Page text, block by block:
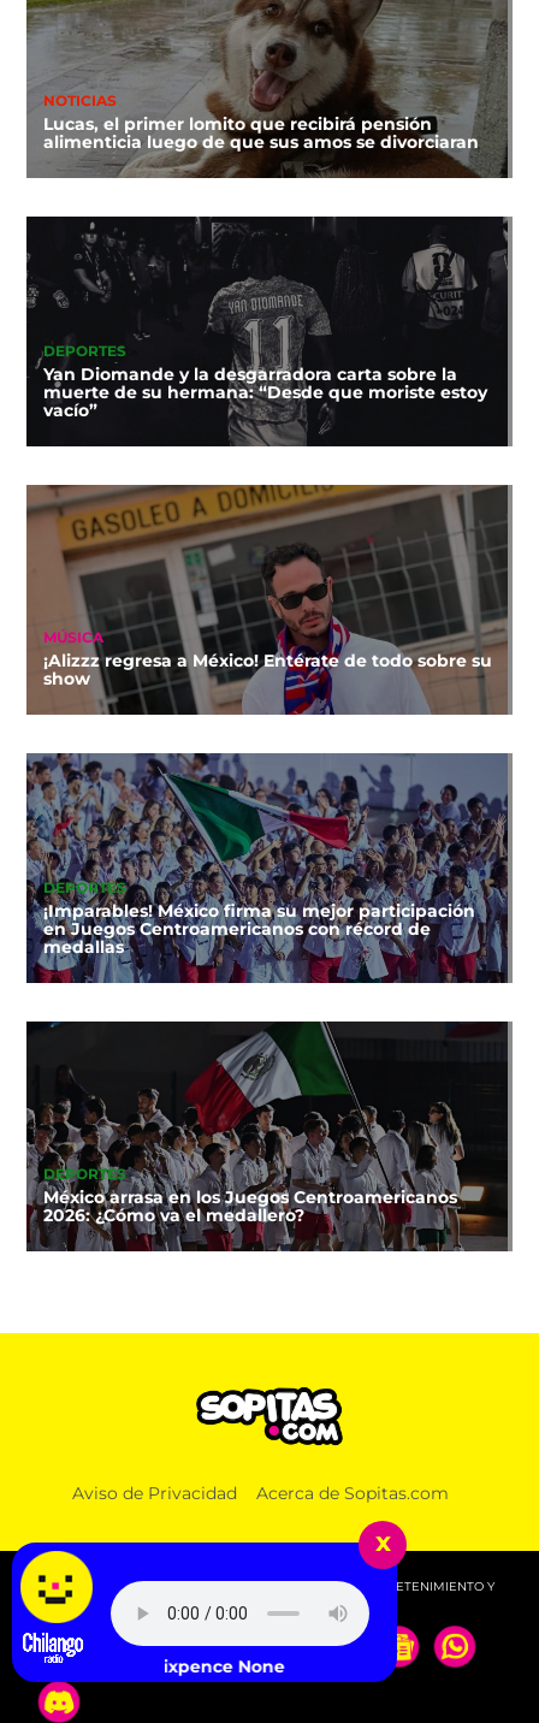
NOTICIAS
Lucas, el primer lomito que recibirá pensión
alimenticia luego de que sus amos se divorciaran
DEPORTES
Yan Diomande y la desgarradora carta sobre la
muerte de su hermana: “Desde que moriste estoy
vacío”
MÚSICA
¡Alizzz regresa a México! Entérate de todo sobre su
show
DEPORTES
¡Imparables! México firma su mejor participación
en Juegos Centroamericanos con récord de
medallas
DEPORTES
México arrasa en los Juegos Centroamericanos
2026: ¿Cómo va el medallero?
Aviso de Privacidad Acerca de Sopitas.com
© 2026 SOPITAS.COM - MÚSICA, NOTICIAS, DEPORTES, ENTRETENIMIENTO Y
MÁS!.
x
Sixpence None the Richer - Kiss Me